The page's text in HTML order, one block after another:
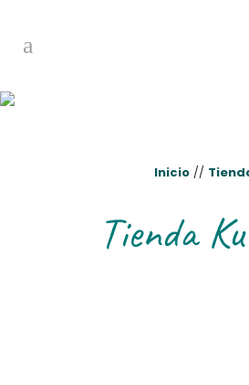
Inicio //
Tienda